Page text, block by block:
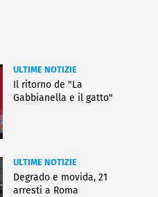
ULTIME NOTIZIE
Il ritorno de "La
Gabbianella e il gatto"
ULTIME NOTIZIE
Degrado e movida, 21
arresti a Roma